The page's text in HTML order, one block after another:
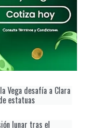
Vega desafía a Clara
estatuas
lunar tras el